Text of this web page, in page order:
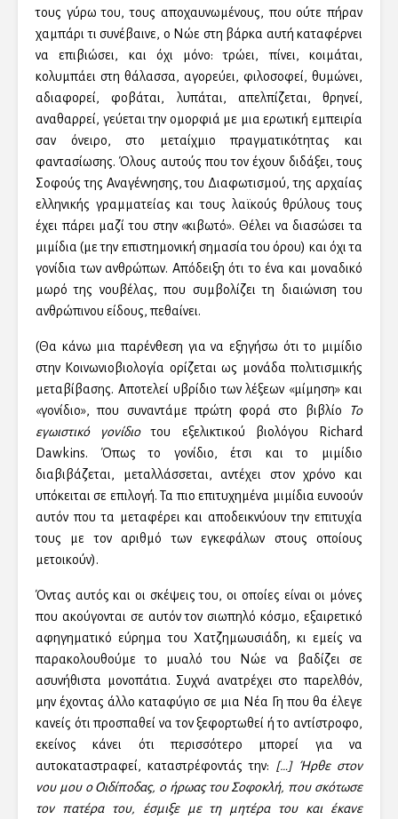
τους γύρω του, τους αποχαυνωμένους, που ούτε πήραν
χαμπάρι τι συνέβαινε, ο Νώε στη βάρκα αυτή καταφέρνει
να επιβιώσει, και όχι μόνο: τρώει, πίνει, κοιμάται,
κολυμπάει στη θάλασσα, αγορεύει, φιλοσοφεί, θυμώνει,
αδιαφορεί, φοβάται, λυπάται, απελπίζεται, θρηνεί,
αναθαρρεί, γεύεται την ομορφιά με μια ερωτική εμπειρία
σαν όνειρο, στο μεταίχμιο πραγματικότητας και
φαντασίωσης. Όλους αυτούς που τον έχουν διδάξει, τους
Σοφούς της Αναγέννησης, του Διαφωτισμού, της αρχαίας
ελληνικής γραμματείας και τους λαϊκούς θρύλους τους
έχει πάρει μαζί του στην «κιβωτό». Θέλει να διασώσει τα
μιμίδια (με την επιστημονική σημασία του όρου) και όχι τα
γονίδια των ανθρώπων. Απόδειξη ότι το ένα και μοναδικό
μωρό της νουβέλας, που συμβολίζει τη διαιώνιση του
ανθρώπινου είδους, πεθαίνει.
(Θα κάνω μια παρένθεση για να εξηγήσω ότι το μιμίδιο
στην Κοινωνιοβιολογία ορίζεται ως μονάδα πολιτισμικής
μεταβίβασης. Αποτελεί υβρίδιο των λέξεων «μίμηση» και
«γονίδιο», που συναντάμε πρώτη φορά στο βιβλίο
Το
εγωιστικό γονίδιοτου εξελικτικού βιολόγου Richard
Dawkins. Όπως το γονίδιο, έτσι και το μιμίδιο
διαβιβάζεται, μεταλλάσσεται, αντέχει στον χρόνο και
υπόκειται σε επιλογή. Τα πιο επιτυχημένα μιμίδια ευνοούν
αυτόν που τα μεταφέρει και αποδεικνύουν την επιτυχία
τους με τον αριθμό των εγκεφάλων στους οποίους
μετοικούν).
Όντας αυτός και οι σκέψεις του, οι οποίες είναι οι μόνες
που ακούγονται σε αυτόν τον σιωπηλό κόσμο, εξαιρετικό
αφηγηματικό εύρημα του Χατζημωυσιάδη, κι εμείς να
παρακολουθούμε το μυαλό του Νώε να βαδίζει σε
ασυνήθιστα μονοπάτια. Συχνά ανατρέχει στο παρελθόν,
μην έχοντας άλλο καταφύγιο σε μια Νέα Γη που θα έλεγε
κανείς ότι προσπαθεί να τον ξεφορτωθεί ή το αντίστροφο,
εκείνος κάνει ότι περισσότερο μπορεί για να
αυτοκαταστραφεί, καταστρέφοντάς την:
[…] Ήρθε στον
νου μου ο Οιδίποδας, ο ήρωας του Σοφοκλή, που σκότωσε
τον πατέρα του, έσμιξε με τη μητέρα του και έκανε